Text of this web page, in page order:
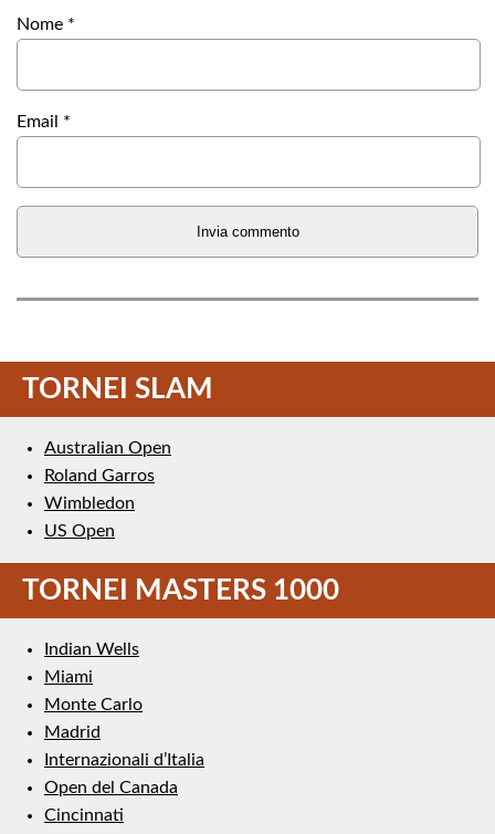
Nome *
Email *
TORNEI SLAM
Australian Open
Roland Garros
Wimbledon
US Open
TORNEI MASTERS 1000
Indian Wells
Miami
Monte Carlo
Madrid
Internazionali d’Italia
Open del Canada
Cincinnati